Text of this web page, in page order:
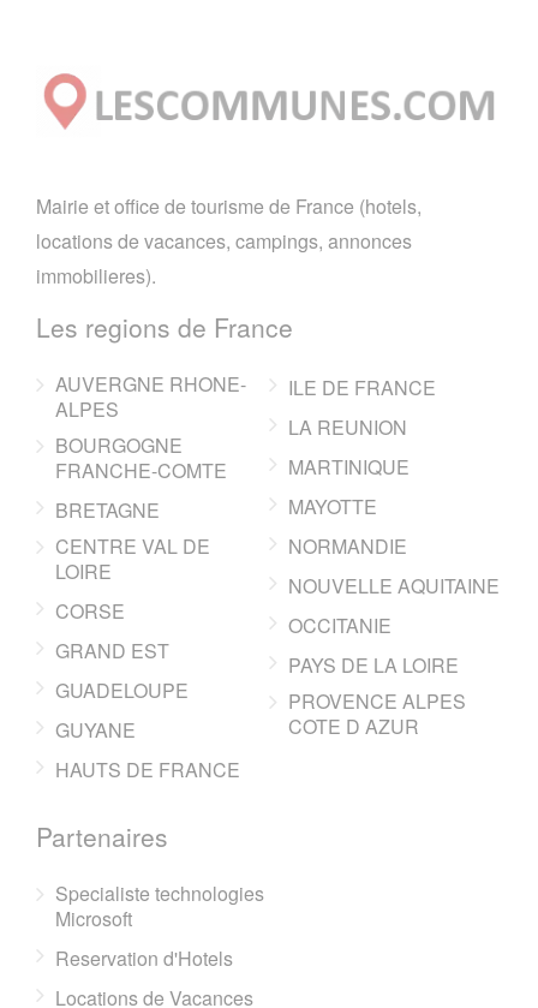
Mairie et office de tourisme de France (hotels,
locations de vacances, campings, annonces
immobilieres).
Les regions de France
AUVERGNE RHONE-
ALPES
BOURGOGNE
FRANCHE-COMTE
BRETAGNE
CENTRE VAL DE
LOIRE
CORSE
GRAND EST
GUADELOUPE
GUYANE
HAUTS DE FRANCE
ILE DE FRANCE
LA REUNION
MARTINIQUE
MAYOTTE
NORMANDIE
NOUVELLE AQUITAINE
OCCITANIE
PAYS DE LA LOIRE
PROVENCE ALPES
COTE D AZUR
Partenaires
Specialiste technologies
Microsoft
Reservation d'Hotels
Locations de Vacances